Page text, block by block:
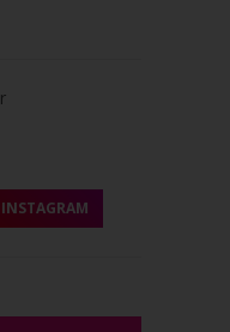
INSTAGRAM